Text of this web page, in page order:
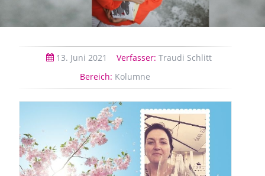
13. Juni 2021 Verfasser: Traudi Schlitt
Bereich: Kolumne